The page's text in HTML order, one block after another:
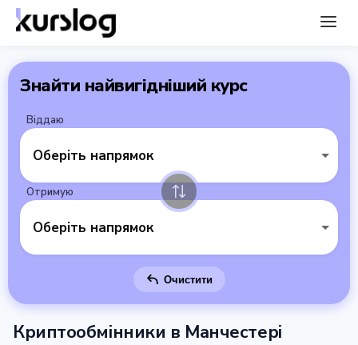
Знайти найвигідніший курс
Віддаю
Оберіть напрямок
Отримую
Оберіть напрямок
Очистити
Криптообмінники в Манчестері